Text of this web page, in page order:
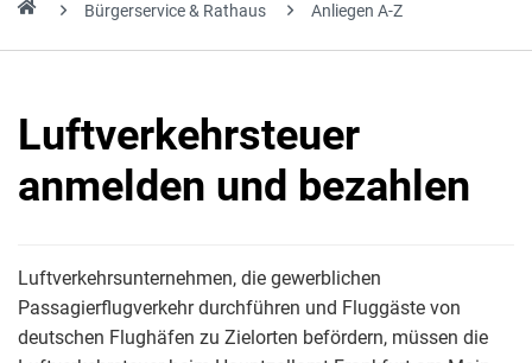
Bürgerservice & Rathaus Anliegen A-Z
Luftverkehrsteuer
anmelden und bezahlen
Luftverkehrsunternehmen, die gewerblichen
Passagierflugverkehr durchführen und Fluggäste von
deutschen Flughäfen zu Zielorten befördern, müssen die